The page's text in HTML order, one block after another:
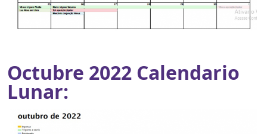
Octubre 2022 Calendario
Lunar: